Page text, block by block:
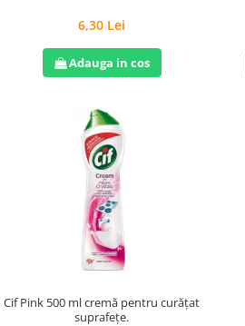
6,30 Lei
Adauga in cos
Cif Pink 500 ml cremă pentru curățat
suprafețe.